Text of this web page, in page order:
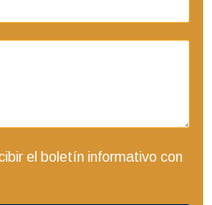
el boletín informativo con